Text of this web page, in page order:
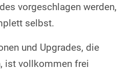
vorgeschlagen werden,
selbst.
und Upgrades, die
ist vollkommen frei